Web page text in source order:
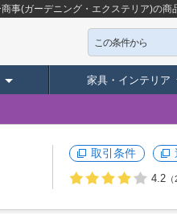
事(ガーデニング・エクステリア)の商
この条件から
家具・インテリア
取引条件
4.2